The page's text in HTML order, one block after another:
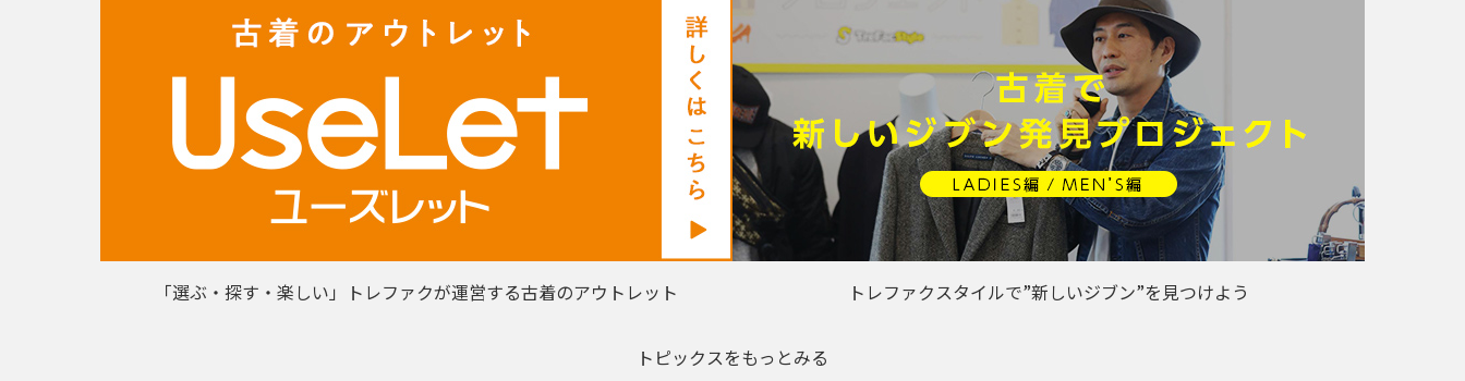
「選ぶ・探す・楽しい」トレファクが運営する古着のアウトレット トレファクスタイルで”新しいジブン”を見つけよう
トピックスをもっとみる